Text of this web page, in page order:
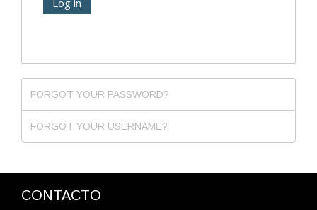
Log in
FORGOT YOUR PASSWORD?
FORGOT YOUR USERNAME?
CONTACTO